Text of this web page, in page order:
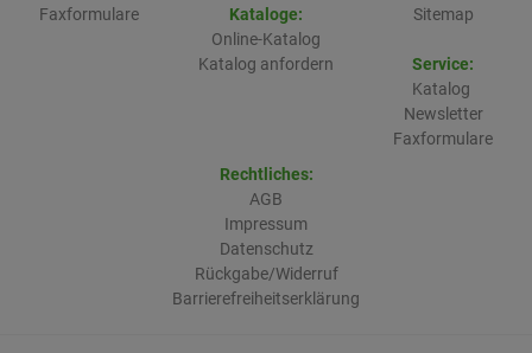
Faxformulare
Kataloge:
Online-Katalog
Katalog anfordern
Sitemap
Service:
Katalog
Newsletter
Faxformulare
Rechtliches:
AGB
Impressum
Datenschutz
Rückgabe/Widerruf
Barrierefreiheitserklärung